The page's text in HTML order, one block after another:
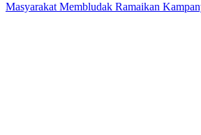
Masyarakat Membludak Ramaikan